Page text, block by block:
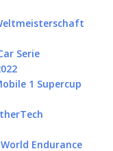
Serie
1 Supercup
World Endurance